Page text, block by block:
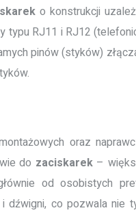
o konstrukcji
typu RJ11 i RJ12
pinów (styków)
oraz
do zaciskarek–
od osobistych
dźwigni, co pozwala